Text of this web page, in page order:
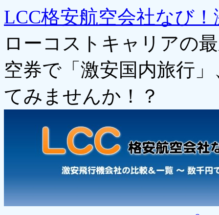
LCC格安航空会社なび
ローコストキャリアの
空券で「激安国内旅行
てみませんか！？